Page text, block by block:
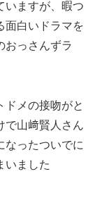
いますが、暇つ
面白いドラマを
おっさんずラ
ドメの接吻がと
で山﨑賢人さん
なったついでに
いました